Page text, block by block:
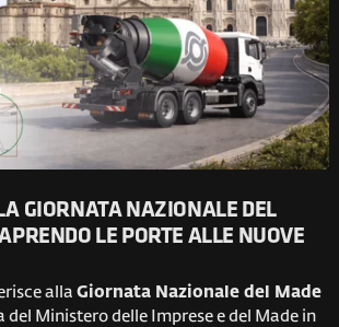
GIORNATA NAZIONALE DEL
LE PORTE ALLE NUOVE
allaGiornata Nazionale del Made
del Ministero delle Imprese e del Made in